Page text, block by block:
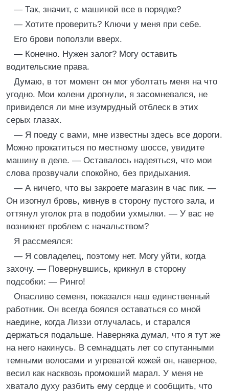
— Так, значит, с машиной все в порядке?
— Хотите проверить? Ключи у меня при себе.
Его брови поползли вверх.
— Конечно. Нужен залог? Могу оставить
водительские права.
Думаю, в тот момент он мог уболтать меня на что
угодно. Мои колени дрогнули, я засомневался, не
привиделся ли мне изумрудный отблеск в этих
серых глазах.
— Я поеду с вами, мне известны здесь все дороги.
Можно прокатиться по местному шоссе, увидите
машину в деле. — Оставалось надеяться, что мои
слова прозвучали спокойно, без придыхания.
— А ничего, что вы закроете магазин в час пик. —
Он изогнул бровь, кивнув в сторону пустого зала, и
оттянул уголок рта в подобии ухмылки. — У вас не
возникнет проблем с начальством?
Я рассмеялся:
— Я совладелец, поэтому нет. Могу уйти, когда
захочу. — Повернувшись, крикнул в сторону
подсобки: — Ринго!
Опасливо семеня, показался наш единственный
работник. Он всегда боялся оставаться со мной
наедине, когда Лиззи отлучалась, и старался
держаться подальше. Наверняка думал, что я тут же
на него накинусь. В семнадцать лет со спутанными
темными волосами и угреватой кожей он, наверное,
весил как насквозь промокший марал. У меня не
хватало духу разбить ему сердце и сообщить, что